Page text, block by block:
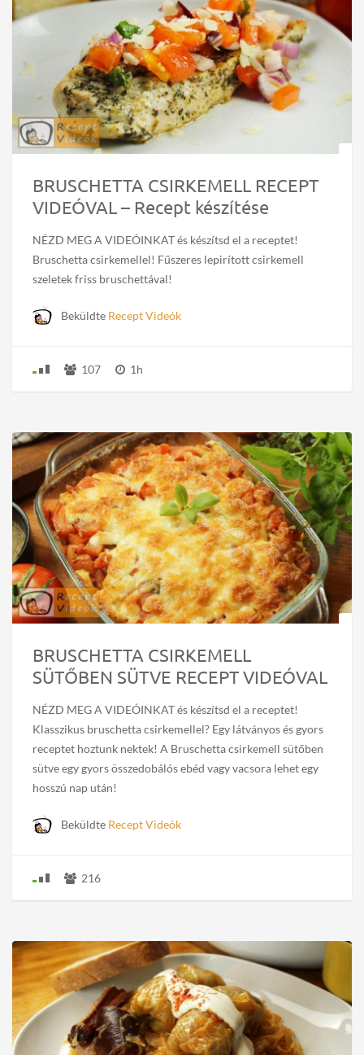
BRUSCHETTA CSIRKEMELL RECEPT
VIDEÓVAL – Recept készítése
NÉZD MEG A VIDEÓINKAT és készítsd el a receptet!
Bruschetta csirkemellel! Fűszeres lepirított csirkemell
szeletek friss bruschettával!
Beküldte Recept Videók
107 1h
BRUSCHETTA CSIRKEMELL
SÜTŐBEN SÜTVE RECEPT VIDEÓVAL
NÉZD MEG A VIDEÓINKAT és készítsd el a receptet!
Klasszikus bruschetta csirkemellel? Egy látványos és gyors
receptet hoztunk nektek! A Bruschetta csirkemell sütőben
sütve egy gyors összedobálós ebéd vagy vacsora lehet egy
hosszú nap után!
Beküldte Recept Videók
216